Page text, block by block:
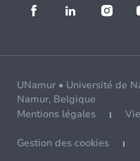
UNamur • Université de
Namur, Belgique
Mentions légales
Gestion des cookies